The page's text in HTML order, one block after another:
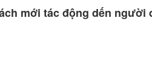
mới tác động dến người